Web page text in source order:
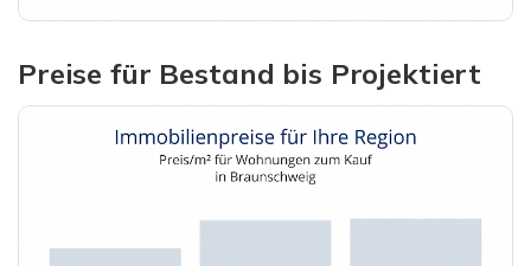
Preise für Bestand bis Projektiert